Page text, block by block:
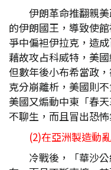
伊朗革命推翻親
的伊朗國王，導致使
爭中偏袒伊拉克，造
藉故攻占科威特，美
但數年後小布希當政
克分崩離析，美國則
美國又煽動中東「春
不聊生，而且冒出恐
(2)在亞洲製造動亂
冷戰後，「華沙